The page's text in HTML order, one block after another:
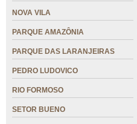
NOVA VILA
PARQUE AMAZÔNIA
PARQUE DAS LARANJEIRAS
PEDRO LUDOVICO
RIO FORMOSO
SETOR BUENO